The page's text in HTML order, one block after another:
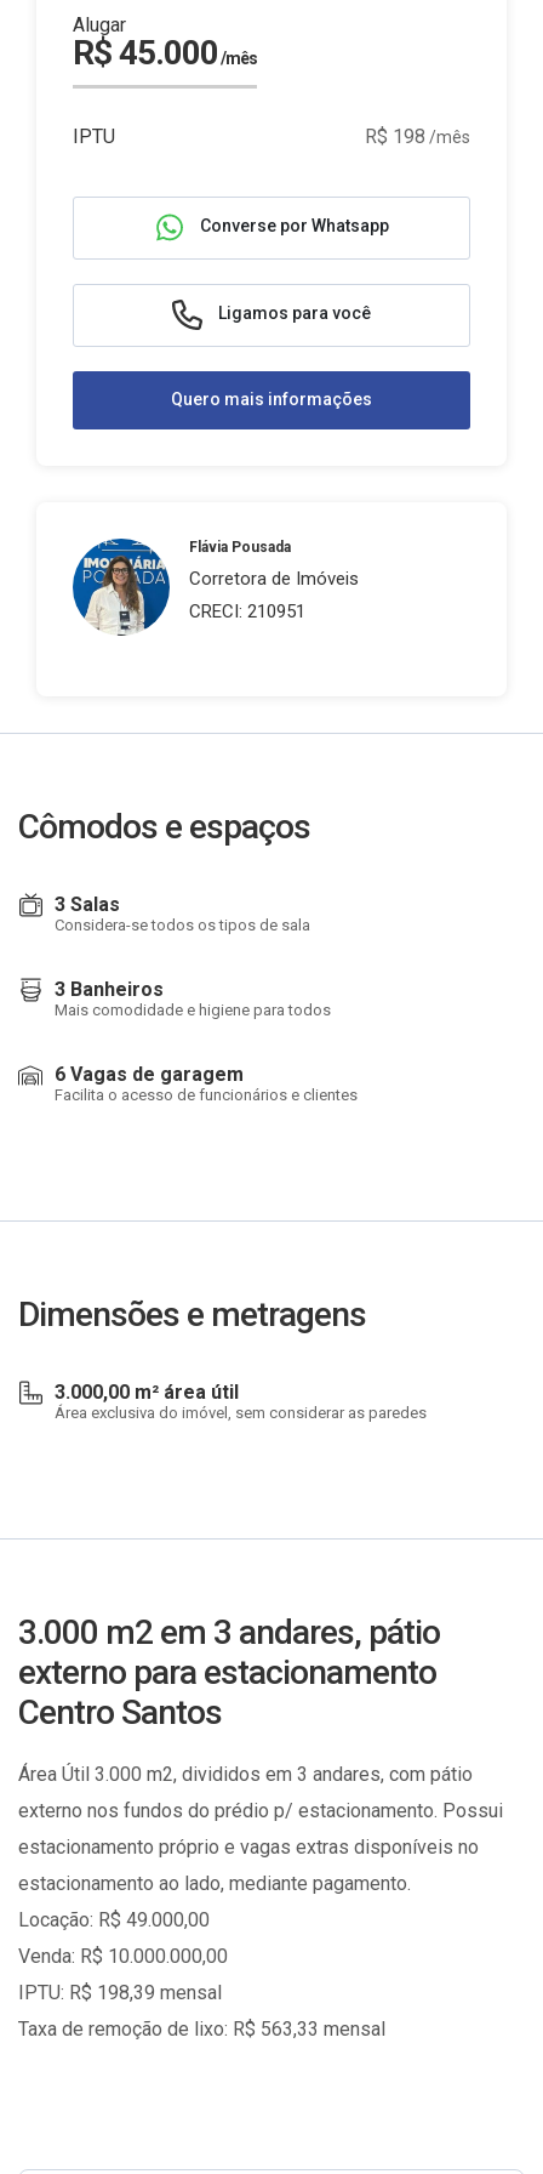
Alugar
R$ 45.000/mês
IPTU R$ 198 /mês
Converse por Whatsapp
Ligamos para você
Quero mais informações
Flávia Pousada
Corretora de Imóveis
CRECI: 210951
Cômodos e espaços
3 Salas
Considera-se todos os tipos de sala
3 Banheiros
Mais comodidade e higiene para todos
6 Vagas de garagem
Facilita o acesso de funcionários e clientes
Dimensões e metragens
3.000,00 m² área útil
Área exclusiva do imóvel, sem considerar as paredes
3.000 m2 em 3 andares, pátio
externo para estacionamento
Centro Santos
Área Útil 3.000 m2, divididos em 3 andares, com pátio
externo nos fundos do prédio p/ estacionamento. Possui
estacionamento próprio e vagas extras disponíveis no
estacionamento ao lado, mediante pagamento.
Locação: R$ 49.000,00
Venda: R$ 10.000.000,00
IPTU: R$ 198,39 mensal
Taxa de remoção de lixo: R$ 563,33 mensal